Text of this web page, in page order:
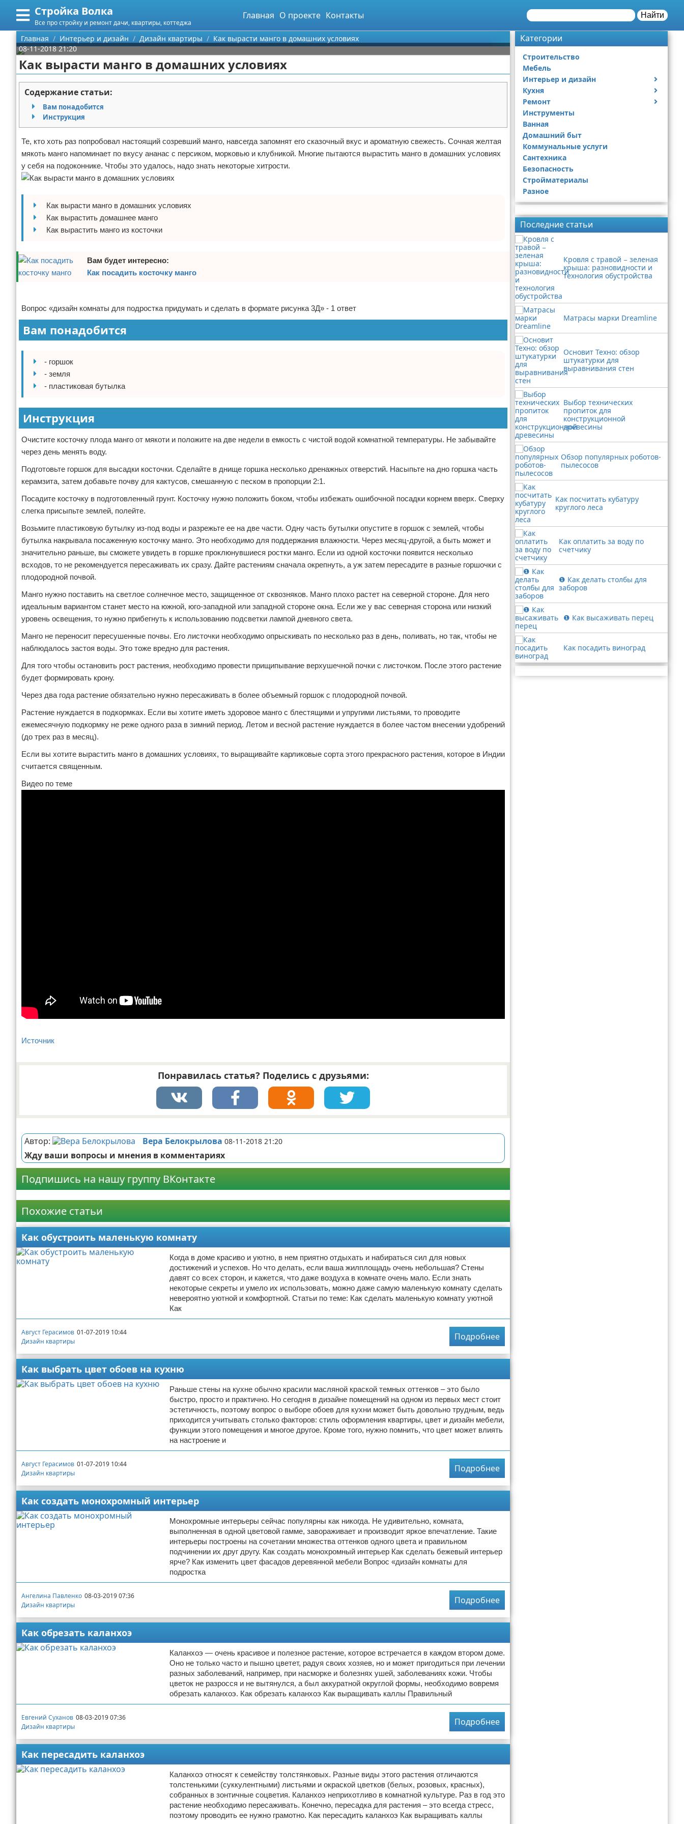
Стройка Волка
Все про стройку и ремонт дачи, квартиры, коттеджа
Главная О проекте Контакты Найти
Меню
Главная
Категории
Строительство
Мебель
Интерьер и дизайн
Дизайн дачи
Дизайн квартиры
Кухня
Посуда
Ремонт
Ремонт дачи
Ремонт квартиры
Инструменты
Ванная
Домашний быт
Коммунальные услуги
Безопасность
Стройматериалы
Разное
Поиск
О проекте
Контакты
Сотрудничество
Размещение рекламы
Для правообладателей
Условия предоставления информации
Отказ от ответственности
Главная Интерьер и дизайн Дизайн квартиры
Как вырасти манго в домашних условиях
08-11-2018 21:20
Как вырасти манго в домашних условиях
Содержание статьи:
Вам понадобится
Инструкция
Те, кто хоть раз попробовал настоящий созревший манго, навсегда запомнят его сказочный вкус и ароматную свежесть. Сочная желтая
мякоть манго напоминает по вкусу ананас с персиком, морковью и клубникой. Многие пытаются вырастить манго в домашних условиях
у себя на подоконнике. Чтобы это удалось, надо знать некоторые хитрости.
Как вырасти манго в домашних условиях
Как вырастить домашнее манго
Как вырастить манго из косточки
Вам будет интересно:
Как посадить косточку манго
Вопрос «дизайн комнаты для подростка придумать и сделать в формате рисунка 3Д» - 1 ответ
Вам понадобится
- горшок
- земля
- пластиковая бутылка
Инструкция
Очистите косточку плода манго от мякоти и положите на две недели в емкость с чистой водой комнатной температуры. Не забывайте
через день менять воду.
Подготовьте горшок для высадки косточки. Сделайте в днище горшка несколько дренажных отверстий. Насыпьте на дно горшка часть
керамзита, затем добавьте почву для кактусов, смешанную с песком в пропорции 2:1.
Посадите косточку в подготовленный грунт. Косточку нужно положить боком, чтобы избежать ошибочной посадки корнем вверх. Сверху
слегка присыпьте землей, полейте.
Возьмите пластиковую бутылку из-под воды и разрежьте ее на две части. Одну часть бутылки опустите в горшок с землей, чтобы
бутылка накрывала посаженную косточку манго. Это необходимо для поддержания влажности. Через месяц-другой, а быть может и
значительно раньше, вы сможете увидеть в горшке проклюнувшиеся ростки манго. Если из одной косточки появится несколько
всходов, то не рекомендуется пересаживать их сразу. Дайте растениям сначала окрепнуть, а уж затем пересадите в разные горшочки с
плодородной почвой.
Манго нужно поставить на светлое солнечное место, защищенное от сквозняков. Манго плохо растет на северной стороне. Для него
идеальным вариантом станет место на южной, юго-западной или западной стороне окна. Если же у вас северная сторона или низкий
уровень освещения, то нужно прибегнуть к использованию подсветки лампой дневного света.
Манго не переносит пересушенные почвы. Его листочки необходимо опрыскивать по несколько раз в день, поливать, но так, чтобы не
наблюдалось застоя воды. Это тоже вредно для растения.
Для того чтобы остановить рост растения, необходимо провести прищипывание верхушечной почки с листочком. После этого растение
будет формировать крону.
Через два года растение обязательно нужно пересаживать в более объемный горшок с плодородной почвой.
Растение нуждается в подкормках. Если вы хотите иметь здоровое манго с блестящими и упругими листьями, то проводите
ежемесячную подкормку не реже одного раза в зимний период. Летом и весной растение нуждается в более частом внесении удобрений
(до трех раз в месяц).
Если вы хотите вырастить манго в домашних условиях, то выращивайте карликовые сорта этого прекрасного растения, которое в Индии
считается священным.
Видео по теме
Источник
Понравилась статья? Поделись с друзьями:
Автор: Вера Белокрылова 08-11-2018 21:20
Жду ваши вопросы и мнения в комментариях
Подпишись на нашу группу ВКонтакте
Похожие статьи
Как обустроить маленькую комнату
Когда в доме красиво и уютно, в нем приятно отдыхать и набираться сил для новых
достижений и успехов. Но что делать, если ваша жилплощадь очень небольшая? Стены
давят со всех сторон, и кажется, что даже воздуха в комнате очень мало. Если знать
некоторые секреты и умело их использовать, можно даже самую маленькую комнату сделать
невероятно уютной и комфортной. Статьи по теме: Как сделать маленькую комнату уютной
Как
Август Герасимов 01-07-2019 10:44
Дизайн квартиры
Подробнее
Как выбрать цвет обоев на кухню
Раньше стены на кухне обычно красили масляной краской темных оттенков – это было
быстро, просто и практично. Но сегодня в дизайне помещений на одном из первых мест стоит
эстетичность, поэтому вопрос о выборе обоев для кухни может быть довольно трудным, ведь
приходится учитывать столько факторов: стиль оформления квартиры, цвет и дизайн мебели,
функции этого помещения и многое другое. Кроме того, нужно помнить, что цвет может влиять
на настроение и
Август Герасимов 01-07-2019 10:44
Дизайн квартиры
Подробнее
Как создать монохромный интерьер
Монохромные интерьеры сейчас популярны как никогда. Не удивительно, комната,
выполненная в одной цветовой гамме, завораживает и производит яркое впечатление. Такие
интерьеры построены на сочетании множества оттенков одного цвета и правильном
подчинении их друг другу. Как создать монохромный интерьер Как сделать бежевый интерьер
ярче? Как изменить цвет фасадов деревянной мебели Вопрос «дизайн комнаты для
подростка
Ангелина Павленко 08-03-2019 07:36
Дизайн квартиры
Подробнее
Как обрезать каланхоэ
Каланхоэ — очень красивое и полезное растение, которое встречается в каждом втором доме.
Оно не только часто и пышно цветет, радуя своих хозяев, но и может пригодиться при лечении
разных заболеваний, например, при насморке и болезнях ушей, заболеваниях кожи. Чтобы
цветок не разросся и не вытянулся, а был аккуратной округлой формы, необходимо вовремя
обрезать каланхоэ. Как обрезать каланхоэ Как выращивать каллы Правильный
Евгений Суханов 08-03-2019 07:36
Дизайн квартиры
Подробнее
Как пересадить каланхоэ
Каланхоэ относят к семейству толстянковых. Разные виды этого растения отличаются
толстенькими (суккулентными) листьями и окраской цветков (белых, розовых, красных),
собранных в зонтичные соцветия. Каланхоэ неприхотливо в комнатной культуре. Раз в год это
растение необходимо пересаживать. Конечно, пересадка для растения – это всегда стресс,
поэтому проводить ее нужно грамотно. Как пересадить каланхоэ Как выращивать каллы
Категории
Строительство
Мебель
Интерьер и дизайн
Дизайн дачи
Дизайн квартиры
Кухня
Посуда
Ремонт
Ремонт дачи
Ремонт квартиры
Инструменты
Ванная
Домашний быт
Коммунальные услуги
Сантехника
Безопасность
Стройматериалы
Разное
Последние статьи
Кровля с травой − зеленая
крыша: разновидности и
технология обустройства
Матрасы марки Dreamline
Основит Техно: обзор
штукатурки для
выравнивания стен
Выбор технических
пропиток для
конструкционной
древесины
Обзор популярных роботов-
пылесосов
Как посчитать кубатуру
круглого леса
Как оплатить за воду по
счетчику
❶ Как делать столбы для
заборов
❶ Как высаживать перец
Как посадить виноград